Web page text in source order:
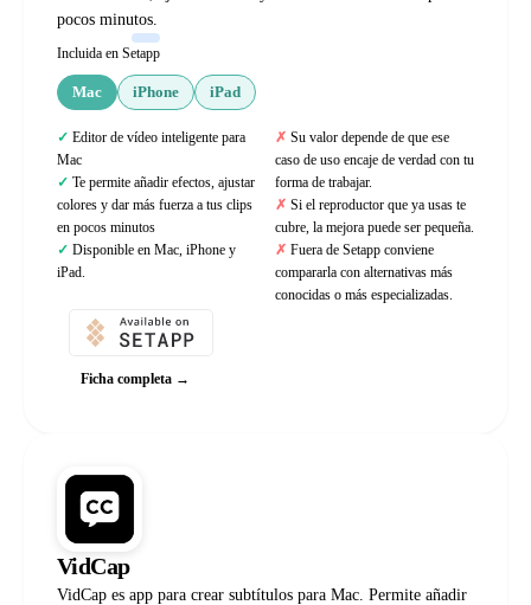
pocos minutos.
Incluida en Setapp
Mac iPhone iPad
Editor de vídeo inteligente para
Mac
Te permite añadir efectos, ajustar
colores y dar más fuerza a tus clips
en pocos minutos
Disponible en Mac, iPhone y
iPad.
Su valor depende de que ese
caso de uso encaje de verdad con tu
forma de trabajar.
Si el reproductor que ya usas te
cubre, la mejora puede ser pequeña.
Fuera de Setapp conviene
compararla con alternativas más
conocidas o más especializadas.
Ficha completa →
VidCap
VidCap es app para crear subtítulos para Mac. Permite añadir